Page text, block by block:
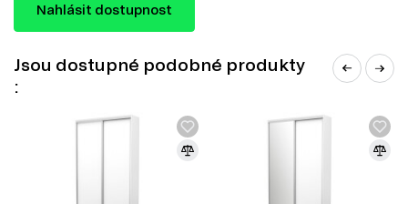
Nahlásit dostupnost
Jsou dostupné podobné produkty
: